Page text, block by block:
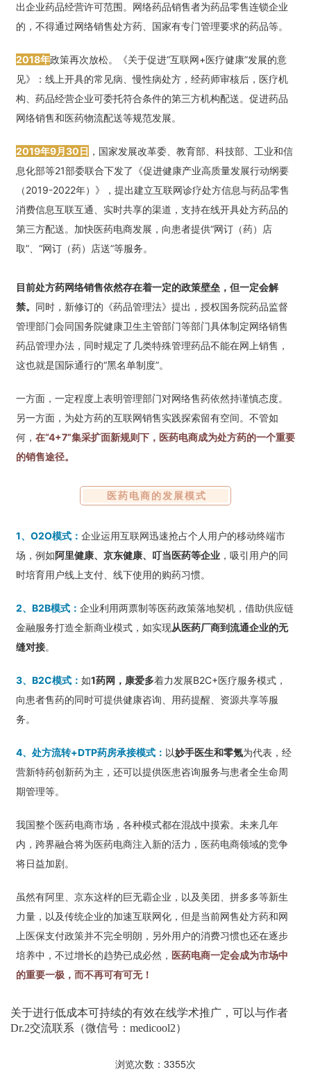
出企业药品经营许可范围。网络药品销售者为药品零售连锁企业
的，不得通过网络销售处方药、国家有专门管理要求的药品等。
2018年政策再次放松。《关于促进“互联网+医疗健康”发展的意
见》：线上开具的常见病、慢性病处方，经药师审核后，医疗机
构、药品经营企业可委托符合条件的第三方机构配送。促进药品
网络销售和医药物流配送等规范发展。
2019年9月30日 ，国家发展改革委、教育部、科技部、工业和信
息化部等21部委联合下发了《促进健康产业高质量发展行动纲要
（2019-2022年）》，提出建立互联网诊疗处方信息与药品零售
消费信息互联互通、实时共享的渠道，支持在线开具处方药品的
第三方配送。加快医药电商发展，向患者提供“网订（药）店
取”、“网订（药）店送”等服务。
目前处方药网络销售依然存在着一定的政策壁垒，但一定会解
禁。 同时，新修订的《药品管理法》提出，授权国务院药品监督
管理部门会同国务院健康卫生主管部门等部门具体制定网络销售
药品管理办法，同时规定了几类特殊管理药品不能在网上销售，
这也就是国际通行的“黑名单制度”。
一方面，一定程度上表明管理部门对网络售药依然持谨慎态度。
另一方面，为处方药的互联网销售实践探索留有空间。不管如
何， 在“4+7”集采扩面新规则下，医药电商成为处方药的一个重要
的销售途径。
医药电商的发展模式
1、O2O模式： 企业运用互联网迅速抢占个人用户的移动终端市
场，例如阿里健康、京东健康、叮当医药等企业 ，吸引用户的同
时培育用户线上支付、线下使用的购药习惯。
2、B2B模式： 企业利用两票制等医药政策落地契机，借助供应链
金融服务打造全新商业模式，如实现从医药厂商到流通企业的无
缝对接。
3、B2C模式： 如1药网，康爱多着力发展B2C+医疗服务模式，
向患者售药的同时可提供健康咨询、用药提醒、资源共享等服
务。
4、处方流转+DTP药房承接模式： 以妙手医生和零氪为代表，经
营新特药创新药为主，还可以提供医患咨询服务与患者全生命周
期管理等。
我国整个医药电商市场，各种模式都在混战中摸索。未来几年
内，跨界融合将为医药电商注入新的活力，医药电商领域的竞争
将日益加剧。
虽然有阿里、京东这样的巨无霸企业，以及美团、拼多多等新生
力量，以及传统企业的加速互联网化，但是当前网售处方药和网
上医保支付政策并不完全明朗，另外用户的消费习惯也还在逐步
培养中，不过增长的趋势已成必然， 医药电商一定会成为市场中
的重要一极，而不再可有可无！
关于进行低成本可持续的有效在线学术推广，可以与作者
Dr.2交流联系（微信号：medicool2）
浏览次数：3355次